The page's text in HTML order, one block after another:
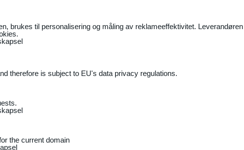
brukes til personalisering og måling av reklameeffektivitet.
therefore is subject to EU's data privacy regulations.
the current domain